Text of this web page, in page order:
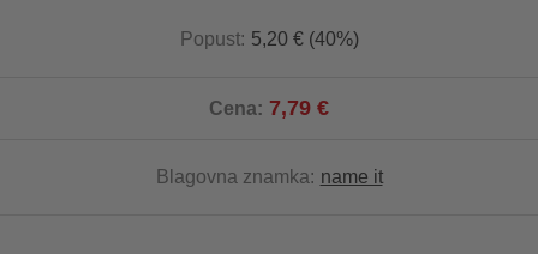
Popust: 5,20 € (40%)
Cena: 7,79 €
Blagovna znamka: name it